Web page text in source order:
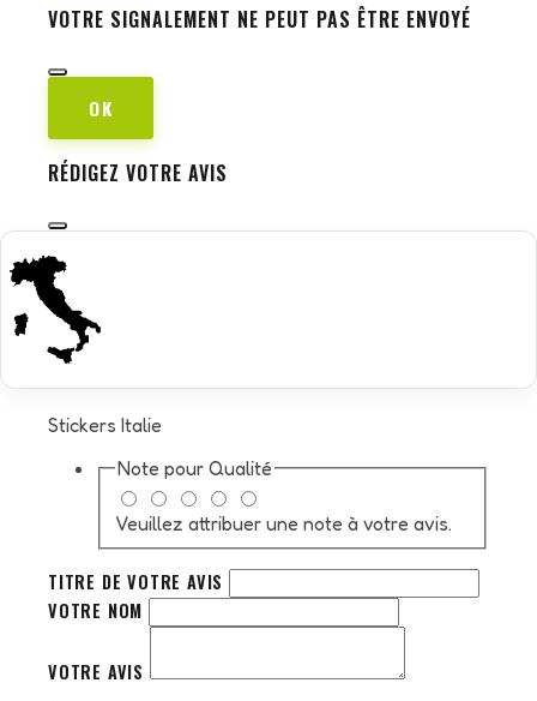
VOTRE SIGNALEMENT NE PEUT PAS ÊTRE ENVOYÉ
OK
RÉDIGEZ VOTRE AVIS
Stickers Italie
Note pour Qualité
Veuillez attribuer une note à votre avis.
TITRE DE VOTRE AVIS
VOTRE NOM
VOTRE AVIS